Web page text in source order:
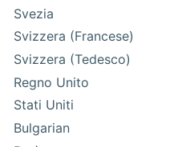
Svezia
Svizzera (Francese)
Svizzera (Tedesco)
Regno Unito
Stati Uniti
Bulgarian